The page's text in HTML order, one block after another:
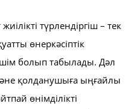
түрлендіргіш – тек
өнеркәсіптік
болып табылады. Дәл
қолданушыға ыңғайлы
өнімділікті